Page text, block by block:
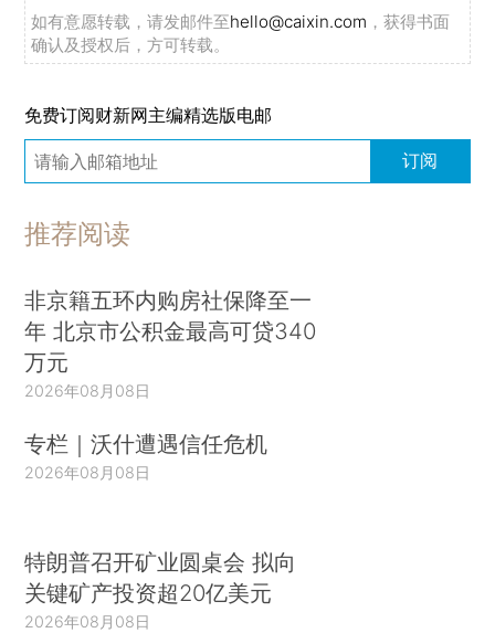
如有意愿转载，请发邮件至hello@caixin.com ，获得书面
确认及授权后，方可转载。
免费订阅财新网主编精选版电邮
订阅
推荐阅读
非京籍五环内购房社保降至一
年 北京市公积金最高可贷340
万元
2026年08月08日
专栏｜沃什遭遇信任危机
2026年08月08日
特朗普召开矿业圆桌会 拟向
关键矿产投资超20亿美元
2026年08月08日